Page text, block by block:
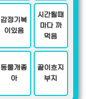
감정기복
이있음
시간될때
마다 까
먹음
동물개좋
아
끝이흐지
부지